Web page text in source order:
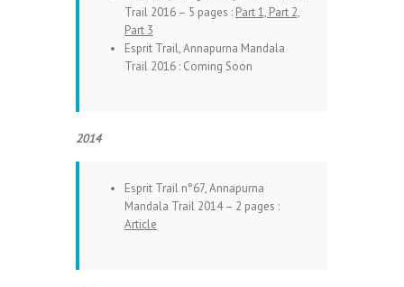
Trail 2016 – 5 pages : Part 1, Part 2,
Part 3
Esprit Trail, Annapurna Mandala
Trail 2016 : Coming Soon
2014
Esprit Trail n°67, Annapurna
Mandala Trail 2014 – 2 pages :
Article